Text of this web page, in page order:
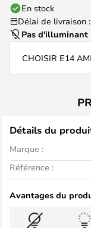
En stock
Délai de livraison
Pas d'illuminant
CHOISIR E14
Détails du
Marque :
Référence :
Avantages du